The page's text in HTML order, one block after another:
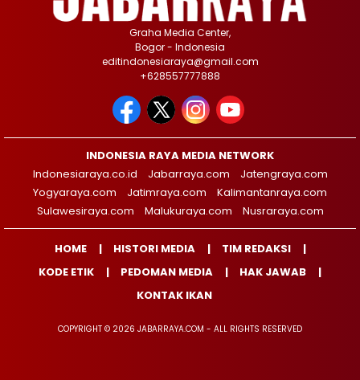
Graha Media Center,
Bogor - Indonesia
editindonesiaraya@gmail.com
+628557777888
INDONESIA RAYA MEDIA NETWORK
Indonesiaraya.co.id
Jabarraya.com
Jatengraya.com
Yogyaraya.com
Jatimraya.com
Kalimantanraya.com
Sulawesiraya.com
Malukuraya.com Nusraraya.com
HOME HISTORI MEDIA
TIM REDAKSI
KODE ETIK
PEDOMAN MEDIA
HAK JAWAB
KONTAK IKAN
COPYRIGHT © 2026 JABARRAYA.COM - ALL RIGHTS RESERVED